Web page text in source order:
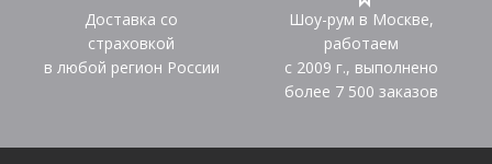
Доставка со
страховкой
в любой регион России
Шоу-рум в Москве,
работаем
с 2009 г., выполнено
более 7 500 заказов